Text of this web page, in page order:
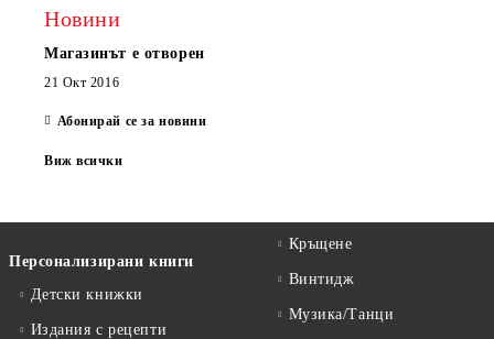
Новини
Магазинът е отворен
21 Окт 2016
Абонирай се за новини
Виж всички
Персонализирани книги
Детски книжки
Издания с рецепти
Кръщене
Винтидж
Музика/Танци